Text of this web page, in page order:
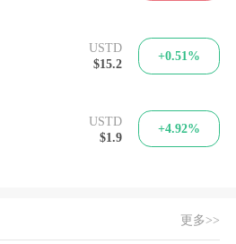
USTD
$15.2
+0.51%
USTD
$1.9
+4.92%
更多>>